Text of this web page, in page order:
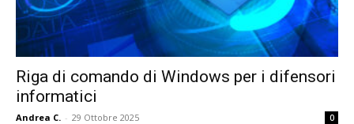
Riga di comando di Windows per i difensori
informatici
Andrea C. - 29 Ottobre 2025 0